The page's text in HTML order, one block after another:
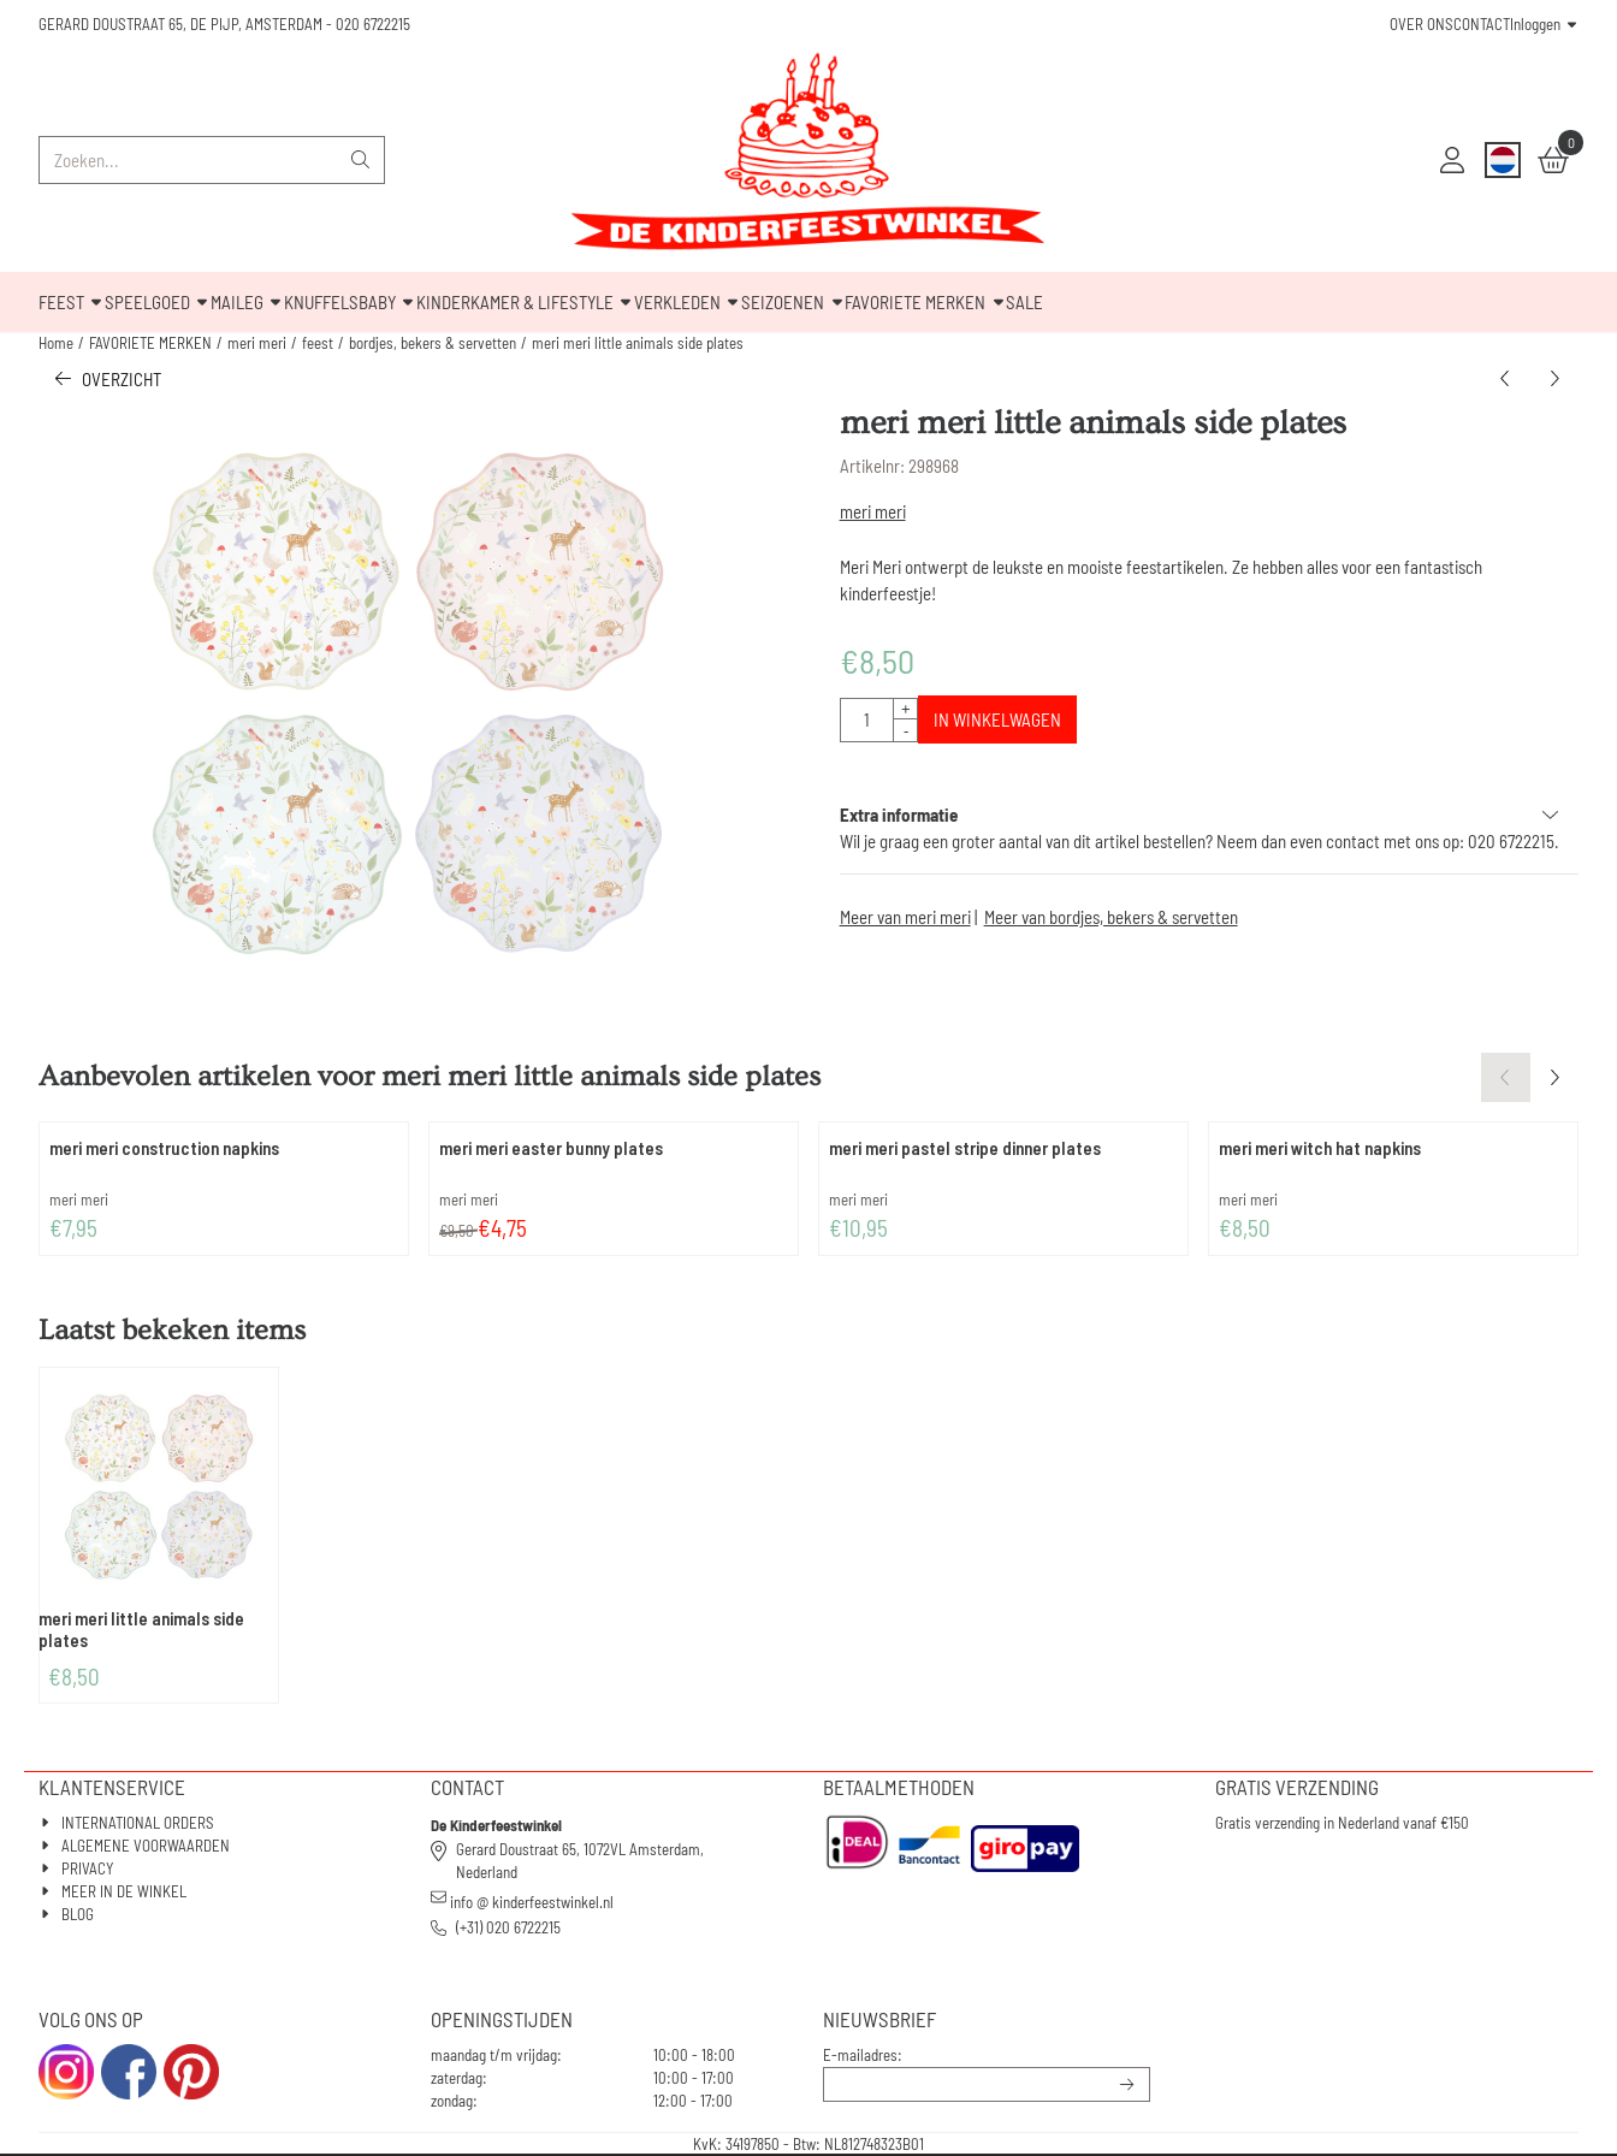
GERARD DOUSTRAAT 65, DE PIJP, AMSTERDAM - 020 6722215 OVER ONSCONTACTInloggen
0
FEEST SPEELGOED MAILEG KNUFFELSBABY KINDERKAMER & LIFESTYLE VERKLEDEN SEIZOENEN FAVORIETE MERKEN SALE
Home / FAVORIETE MERKEN / meri meri / feest / bordjes, bekers & servetten / meri meri little animals side plates
OVERZICHT
meri meri little animals side plates
Artikelnr: 298968
meri meri
Meri Meri ontwerpt de leukste en mooiste feestartikelen. Ze hebben alles voor een fantastisch
kinderfeestje!
€8,50
Aantal
+
-
IN WINKELWAGEN
Extra informatie
Wil je graag een groter aantal van dit artikel bestellen? Neem dan even contact met ons op: 020 6722215.
Meer van meri meri| Meer van bordjes, bekers & servetten
Aanbevolen artikelen voormeri meri little animals side plates
meri meri construction napkins
Merk:
meri meri
Prijs: 7,95
€7,95
meri meri easter bunny plates
Merk:
meri meri
Van 9,50 voor 4,75
€9,50€4,75
meri meri pastel stripe dinner plates
Merk:
meri meri
Prijs: 10,95
€10,95
meri meri witch hat napkins
Merk:
meri meri
Prijs: 8,50
€8,50
Laatst bekeken items
meri meri little animals side
plates
€8,50
KLANTENSERVICE
INTERNATIONAL ORDERS
ALGEMENE VOORWAARDEN
PRIVACY
MEER IN DE WINKEL
BLOG
CONTACT
De Kinderfeestwinkel
Gerard Doustraat 65, 1072VL Amsterdam,
Nederland
info @ kinderfeestwinkel.nl
(+31) 020 6722215
BETAALMETHODEN GRATIS VERZENDING
Gratis verzending in Nederland vanaf €150
VOLG ONS OP OPENINGSTIJDEN
maandag t/m vrijdag:
10:00 - 18:00
zaterdag:
10:00 - 17:00
zondag:
12:00 - 17:00
NIEUWSBRIEF
E-mailadres:
KvK: 34197850 - Btw: NL812748323B01